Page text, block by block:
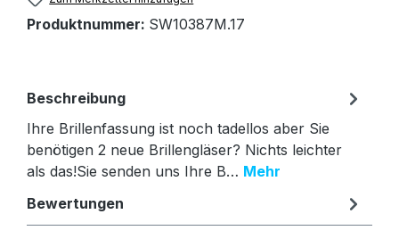
Produktnummer: SW10387M.17
Beschreibung
Ihre Brillenfassung ist noch tadellos aber Sie
benötigen 2 neue Brillengläser? Nichts leichter
als das!Sie senden uns Ihre B… Mehr
Bewertungen